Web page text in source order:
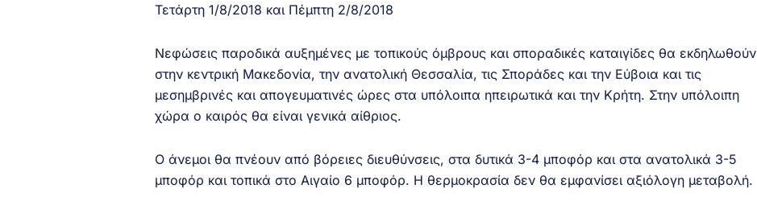
Τετάρτη 1/8/2018 και Πέμπτη 2/8/2018
Νεφώσεις παροδικά αυξημένες με τοπικούς όμβρους και σποραδικές καταιγίδες θα εκδηλωθούν
στην κεντρική Μακεδονία, την ανατολική Θεσσαλία, τις Σποράδες και την Εύβοια και τις
μεσημβρινές και απογευματινές ώρες στα υπόλοιπα ηπειρωτικά και την Κρήτη. Στην υπόλοιπη
χώρα ο καιρός θα είναι γενικά αίθριος.
Ο άνεμοι θα πνέουν από βόρειες διευθύνσεις, στα δυτικά 3-4 μποφόρ και στα ανατολικά 3-5
μποφόρ και τοπικά στο Αιγαίο 6 μποφόρ. Η θερμοκρασία δεν θα εμφανίσει αξιόλογη μεταβολή.